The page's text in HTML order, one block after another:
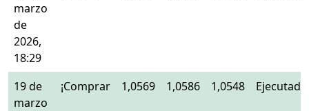
marzo
de
2026,
18:29
19 de
marzo
¡Comprar 1,0569 1,0586 1,0548 Ejecutado